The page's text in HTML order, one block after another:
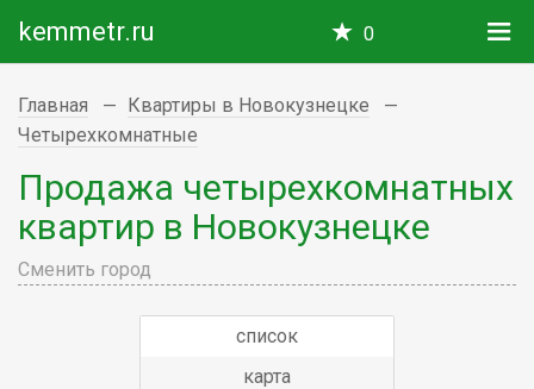
kemmetr.ru 0
Главная
Квартиры в Новокузнецке
Четырехкомнатные
Продажа четырехкомнатных
квартир в Новокузнецке
Сменить город
список
карта